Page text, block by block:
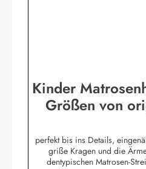
Kinder
Größen von
perfekt bis ins Details,
griße Kragen und die
dentypischen Matrosen-